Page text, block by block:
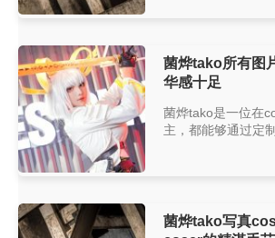
菌烨tako所有图
华感十足
菌烨tako是一位在
主，都能够通过定制
菌烨tako写真